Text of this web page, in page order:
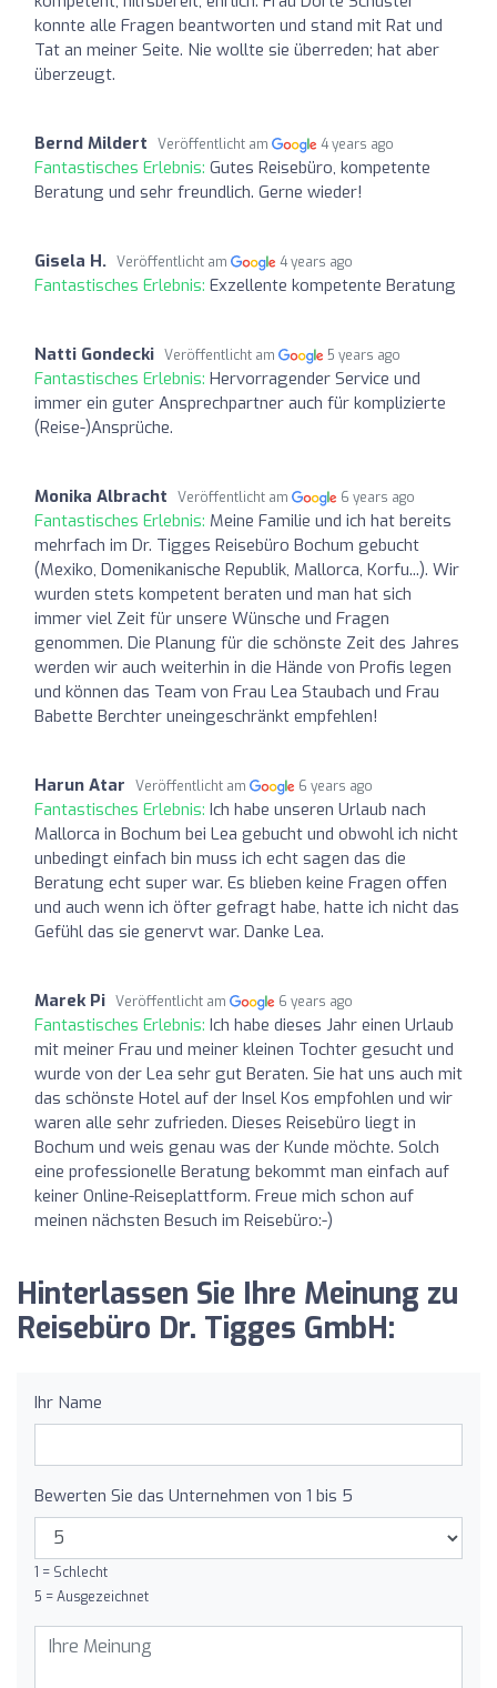
konnte alle Fragen beantworten und stand mit Rat und
Tat an meiner Seite. Nie wollte sie überreden; hat aber
überzeugt.
Bernd Mildert Veröffentlicht am 4 years ago
Fantastisches Erlebnis: Gutes Reisebüro, kompetente
Beratung und sehr freundlich. Gerne wieder!
Gisela H. Veröffentlicht am 4 years ago
Fantastisches Erlebnis: Exzellente kompetente Beratung
Natti Gondecki Veröffentlicht am 5 years ago
Fantastisches Erlebnis: Hervorragender Service und
immer ein guter Ansprechpartner auch für komplizierte
(Reise-)Ansprüche.
Monika Albracht Veröffentlicht am 6 years ago
Fantastisches Erlebnis: Meine Familie und ich hat bereits
mehrfach im Dr. Tigges Reisebüro Bochum gebucht
(Mexiko, Domenikanische Republik, Mallorca, Korfu...). Wir
wurden stets kompetent beraten und man hat sich
immer viel Zeit für unsere Wünsche und Fragen
genommen. Die Planung für die schönste Zeit des Jahres
werden wir auch weiterhin in die Hände von Profis legen
und können das Team von Frau Lea Staubach und Frau
Babette Berchter uneingeschränkt empfehlen!
Harun Atar Veröffentlicht am 6 years ago
Fantastisches Erlebnis: Ich habe unseren Urlaub nach
Mallorca in Bochum bei Lea gebucht und obwohl ich nicht
unbedingt einfach bin muss ich echt sagen das die
Beratung echt super war. Es blieben keine Fragen offen
und auch wenn ich öfter gefragt habe, hatte ich nicht das
Gefühl das sie genervt war. Danke Lea.
Marek Pi Veröffentlicht am 6 years ago
Fantastisches Erlebnis: Ich habe dieses Jahr einen Urlaub
mit meiner Frau und meiner kleinen Tochter gesucht und
wurde von der Lea sehr gut Beraten. Sie hat uns auch mit
das schönste Hotel auf der Insel Kos empfohlen und wir
waren alle sehr zufrieden. Dieses Reisebüro liegt in
Bochum und weis genau was der Kunde möchte. Solch
eine professionelle Beratung bekommt man einfach auf
keiner Online-Reiseplattform. Freue mich schon auf
meinen nächsten Besuch im Reisebüro:-)
Hinterlassen Sie Ihre Meinung zu
Reisebüro Dr. Tigges GmbH:
Ihr Name
Bewerten Sie das Unternehmen von 1 bis 5
1 = Schlecht
5 = Ausgezeichnet